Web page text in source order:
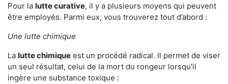
Pour la lutte curative, il y a plusieurs moyens qui peuvent
être employés. Parmi eux, vous trouverez tout d’abord :
Une lutte chimique
La lutte chimique est un procédé radical. Il permet de viser
un seul résultat, celui de la mort du rongeur lorsqu'il
ingère une substance toxique :